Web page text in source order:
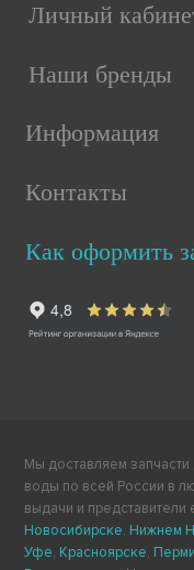
Личный
Наши бренды
Информация
Контакты
Как оформить
Мы доставляем
воды по всей России в
выдачи и представители
Новосибирске, Нижнем
Уфе, Красноярске, Перми